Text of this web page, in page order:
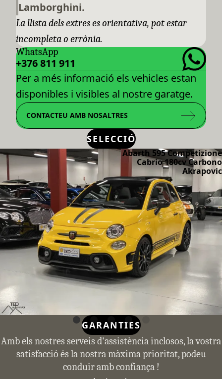
Lamborghini.
La llista dels extres es orientativa, pot estar
incompleta o errònia.
WhatsApp
+376 811 911
Per a més informació els vehicles estan
disponibles i visibles al nostre garatge.
CONTACTEU AMB NOSALTRES
SELECCIÓ
Abarth 595 Competizione
Cabrio 180cv Carbono
Akrapovic
GARANTIES
Amb els nostres serveis d'assistència inclosos, la vostra
satisfacció és la nostra màxima prioritat, podeu
conduir amb confiança !